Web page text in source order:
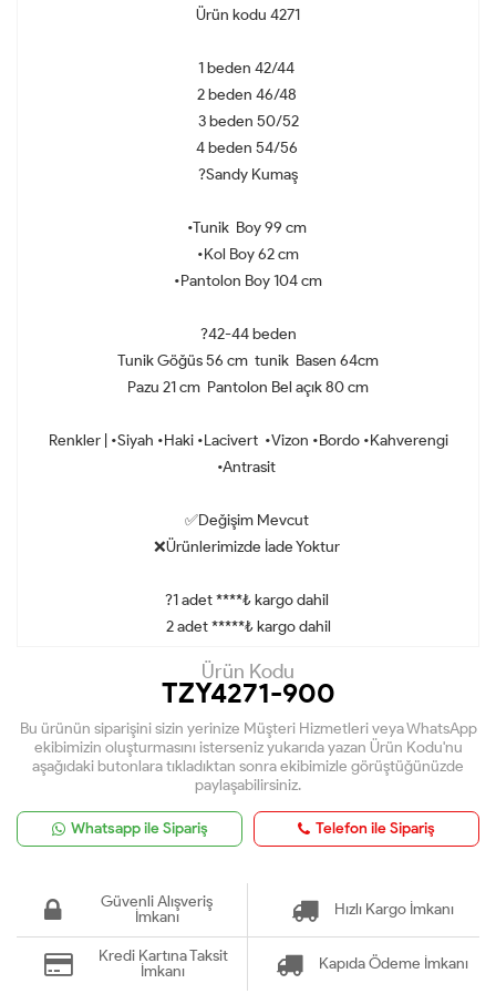
Ürün kodu 4271
1 beden 42/44
2 beden 46/48
3 beden 50/52
4 beden 54/56
?Sandy Kumaş
•Tunik Boy 99 cm
•Kol Boy 62 cm
•Pantolon Boy 104 cm
?42-44 beden
Tunik Göğüs 56 cm tunik Basen 64cm
Pazu 21 cm Pantolon Bel açık 80 cm
Renkler | •Siyah •Haki •Lacivert •Vizon •Bordo •Kahverengi
•Antrasit
✅Değişim Mevcut
❌Ürünlerimizde İade Yoktur
?1 adet ****₺ kargo dahil
2 adet *****₺ kargo dahil
Ürün Kodu
TZY4271-900
Bu ürünün siparişini sizin yerinize Müşteri Hizmetleri veya WhatsApp
ekibimizin oluşturmasını isterseniz yukarıda yazan Ürün Kodu'nu
aşağıdaki butonlara tıkladıktan sonra ekibimizle görüştüğünüzde
paylaşabilirsiniz.
Whatsapp ile Sipariş Telefon ile Sipariş
Güvenli Alışveriş
İmkanı
Hızlı Kargo İmkanı
Kredi Kartına Taksit
İmkanı
Kapıda Ödeme İmkanı